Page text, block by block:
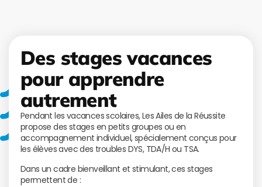
Des stages vacances
pour apprendre
autrement
Pendant les vacances scolaires, Les Ailes de la Réussite
propose des stages en petits groupes ou en
accompagnement individuel, spécialement conçus pour
les élèves avec des troubles DYS, TDA/H ou TSA.
Dans un cadre bienveillant et stimulant, ces stages
permettent de :